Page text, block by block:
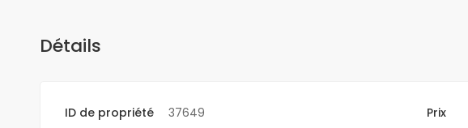
Détails
ID de propriété 37649 Prix